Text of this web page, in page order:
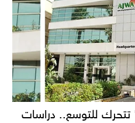
تتحرك للتوسع.. دراسات